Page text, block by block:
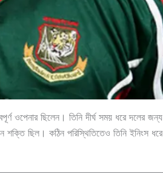
ওপেনার ছিলেন। তিনি দীর্ঘ সময় ধরে দলের জন্য
শক্তি ছিল। কঠিন পরিস্থিতিতেও তিনি ইনিংস ধরে